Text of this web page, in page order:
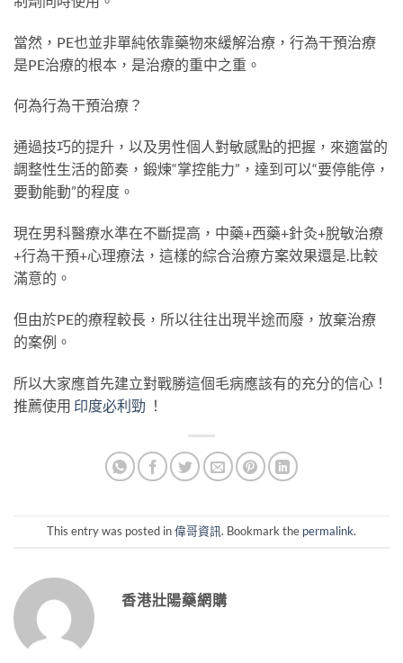
當然，PE也並非單純依靠藥物來緩解治療，行為干預治療
是PE治療的根本，是治療的重中之重。
何為行為干預治療？
通過技巧的提升，以及男性個人對敏感點的把握，來適當的
調整性生活的節奏，鍛煉“掌控能力”，達到可以“要停能停，
要動能動”的程度。
現在男科醫療水準在不斷提高，中藥+西藥+針灸+脫敏治療
+行為干預+心理療法，這樣的綜合治療方案效果還是.比較
滿意的。
但由於PE的療程較長，所以往往出現半途而廢，放棄治療
的案例。
所以大家應首先建立對戰勝這個毛病應該有的充分的信心！
推薦使用 印度必利勁 ！
This entry was posted in偉哥資訊. Bookmark the permalink.
香港壯陽藥網購